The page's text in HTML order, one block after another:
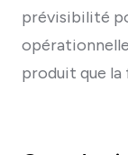
prévisibilité
produit que la